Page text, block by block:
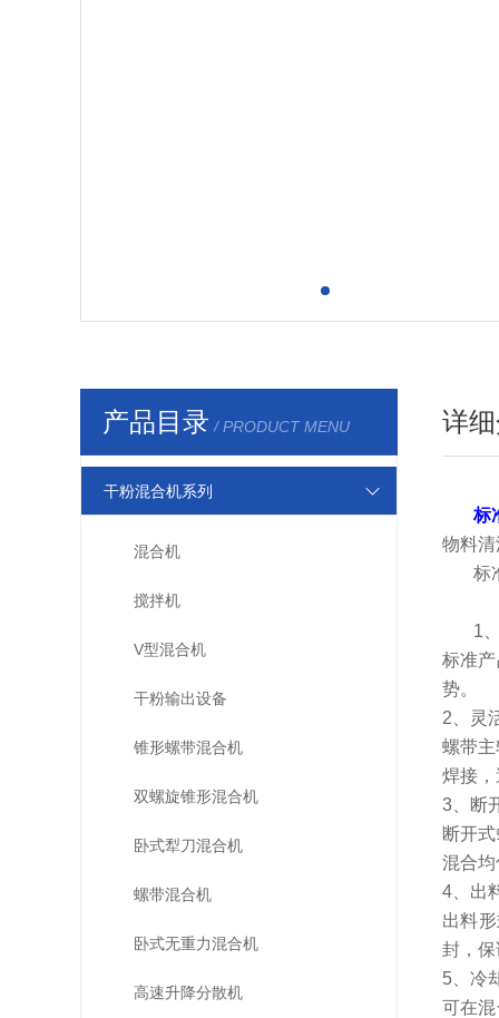
产品目录 / PRODUCT MENU
干粉混合机系列
混合机
搅拌机
V型混合机
干粉输出设备
锥形螺带混合机
双螺旋锥形混合机
卧式犁刀混合机
螺带混合机
卧式无重力混合机
高速升降分散机
详
标
物料
标
1
标准
势。
2、灵
螺带
焊接
3、断
断开
混合
4、出
出料
封，
5、冷
可在